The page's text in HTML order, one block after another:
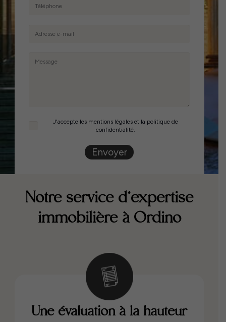
J'accepte les mentions légales et la politique de
confidentialité.
Envoyer
Notre service d’expertise
immobilière à Ordino
Une évaluation à la hauteur